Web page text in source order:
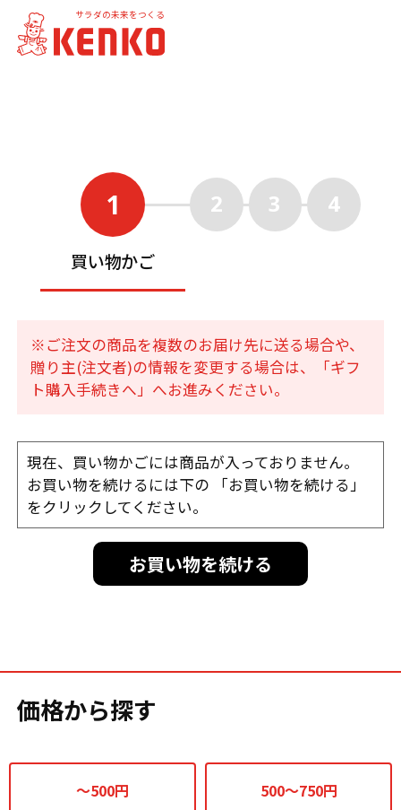
サラダの未来をつくる
1
買い物かご
2 3 4
※ご注文の商品を複数のお届け先に送る場合や、
贈り主(注文者)の情報を変更する場合は、「ギフ
ト購入手続きへ」へお進みください。
現在、買い物かごには商品が入っておりません。
お買い物を続けるには下の 「お買い物を続ける」
をクリックしてください。
お買い物を続ける
価格から探す
～500円 500～750円